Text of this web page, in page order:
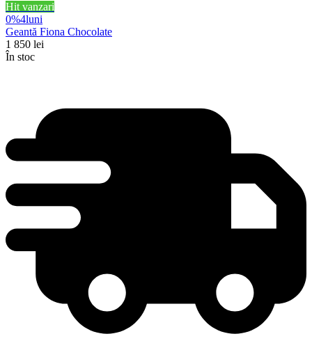
Hit vanzari
0%4luni
Geantă Fiona Chocolate
1 850 lei
În stoc